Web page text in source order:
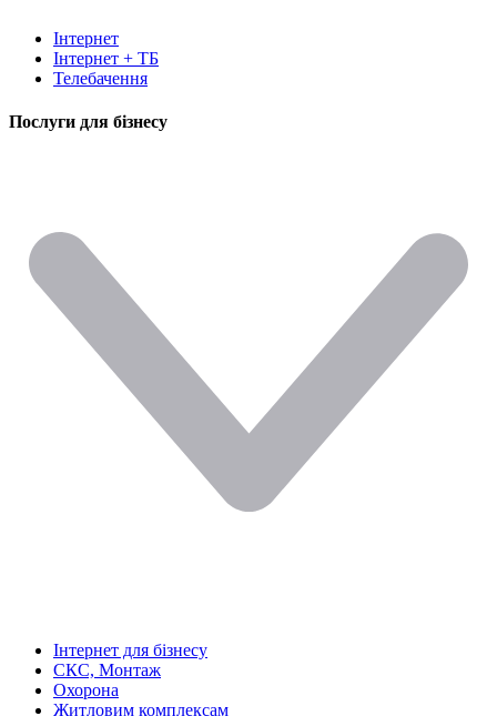
Інтернет
Інтернет + ТБ
Телебачення
Послуги для бізнесу
Інтернет для бізнесу
СКС, Монтаж
Охорона
Житловим комплексам